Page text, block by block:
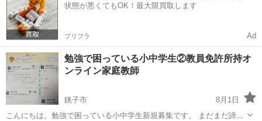
状態が悪くてもOK！最大限買取します
プリフラ Ad
勉強で困っている小中学生②教員免許所持オ
ンライン家庭教師
銚子市
8月1日
こんにちは。勉強で困っている小中学生新規募集です。 まだまだ諦め